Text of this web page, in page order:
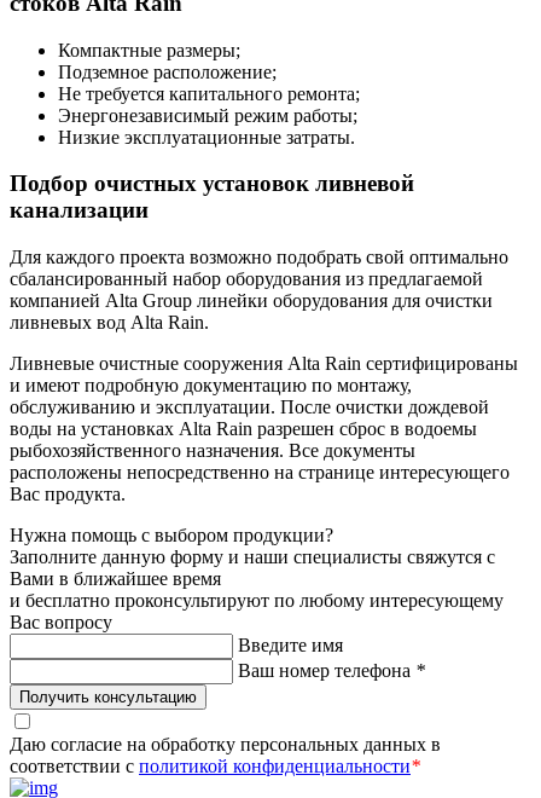
Компактные размеры;
Подземное расположение;
Не требуется капитального ремонта;
Энергонезависимый режим работы;
Низкие эксплуатационные затраты.
Подбор очистных установок ливневой
канализации
Для каждого проекта возможно подобрать свой оптимально
сбалансированный набор оборудования из предлагаемой
компанией Alta Group линейки оборудования для очистки
ливневых вод Alta Rain.
Ливневые очистные сооружения Alta Rain сертифицированы
и имеют подробную документацию по монтажу,
обслуживанию и эксплуатации. После очистки дождевой
воды на установках Alta Rain разрешен сброс в водоемы
рыбохозяйственного назначения. Все документы
расположены непосредственно на странице интересующего
Вас продукта.
Нужна помощь с выбором продукции?
Заполните данную форму и наши специалисты свяжутся с
Вами в ближайшее время
и бесплатно проконсультируют по любому интересующему
Вас вопросу
Введите имя
Ваш номер телефона *
Получить консультацию
Даю согласие на обработку персональных данных в
соответствии с политикой конфиденциальности*